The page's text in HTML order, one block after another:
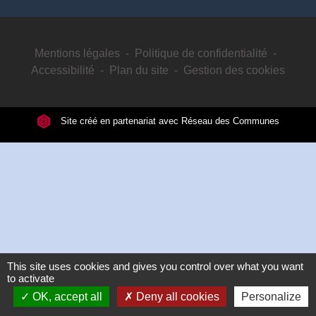
Mentions légales - Politique de confidentialité -
Accessibilité - Plan du site - Gestion des cookies
Site créé en partenariat avec Réseau des Communes
This site uses cookies and gives you control over what you want
to activate
OK, accept all
Deny all cookies Personalize